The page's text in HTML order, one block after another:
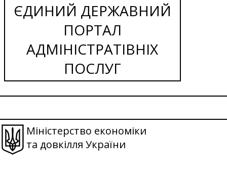
ЄДИНИЙ ДЕРЖАВНИЙ
ПОРТАЛ
АДМІНІСТРАТІВНІХ
ПОСЛУГ
Міністерство економіки
та довкілля України